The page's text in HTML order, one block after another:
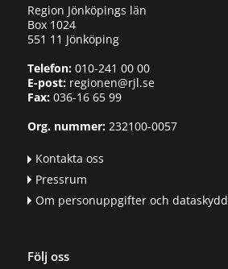
Region Jönköpings län
Box 1024
551 11 Jönköping
Telefon:010-241 00 00
E-post:regionen@rjl.se
Fax: 036-16 65 99
Org. nummer:232100-0057
Kontakta oss
Pressrum
Om personuppgifter och dataskydd
Följ oss